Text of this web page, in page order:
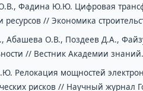
Фадина Ю.Ю. Цифровая
ресурсов // Экономика
Абашева О.В., Поздеев Д.А.,
// Вестник Академии
Релокация мощностей
рисков // Научный журнал